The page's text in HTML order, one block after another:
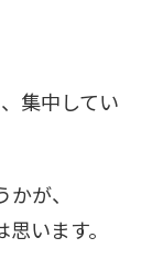
集中してい
が、
います。